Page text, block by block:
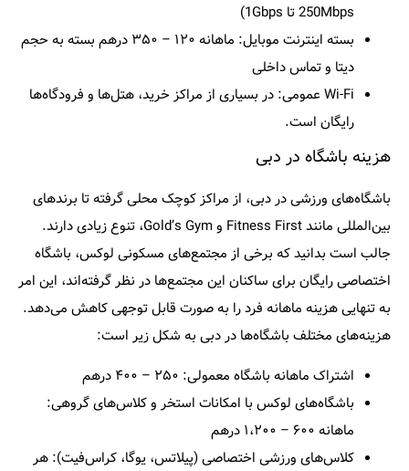
250Mbps تا 1Gbps)
بسته اینترنت موبایل: ماهانه ۱۲۰ – ۳۵۰ درهم بسته به حجم
دیتا و تماس داخلی
Wi-Fi عمومی: در بسیاری از مراکز خرید، هتل‌ها و فرودگاه‌ها
رایگان است.
هزینه باشگاه در دبی
باشگاه‌های ورزشی در دبی، از مراکز کوچک محلی گرفته تا برندهای
بین‌المللی مانندFitness First وGold’s Gym، تنوع زیادی دارند.
جالب است بدانید که برخی از مجتمع‌های مسکونی لوکس، باشگاه
اختصاصی رایگان برای ساکنان این مجتمع‌ها در نظر گرفته‌اند، این امر
به تنهایی هزینه ماهانه فرد را به صورت قابل توجهی کاهش می‌دهد.
هزینه‌های مختلف باشگاه‌ها در دبی به شکل زیر است:
اشتراک ماهانه باشگاه معمولی: ۲۵۰ – ۴۰۰ درهم
باشگاه‌های لوکس با امکانات استخر و کلاس‌های گروهی:
ماهانه ۶۰۰ – ۱،۲۰۰ درهم
کلاس‌های ورزشی اختصاصی (پیلاتس، یوگا، کراس‌فیت): هر